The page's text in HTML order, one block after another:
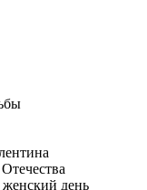
день